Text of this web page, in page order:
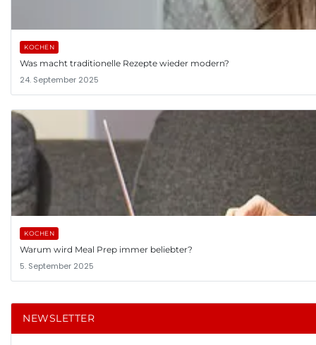
KOCHEN
Was macht traditionelle Rezepte wieder modern?
24. September 2025
KOCHEN
Warum wird Meal Prep immer beliebter?
5. September 2025
NEWSLETTER